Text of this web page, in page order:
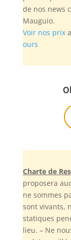
de nos news
Mauguio.
Voir nos prix
ours
Charte de
proposera
ne sommes
sont vivants,
statiques
lieu. – Ne